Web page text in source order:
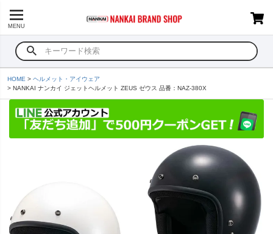
MENU
HOME
ヘルメット・アイウェア
NANKAI ナンカイ ジェットヘルメット ZEUS ゼウス 品番：NAZ-380X